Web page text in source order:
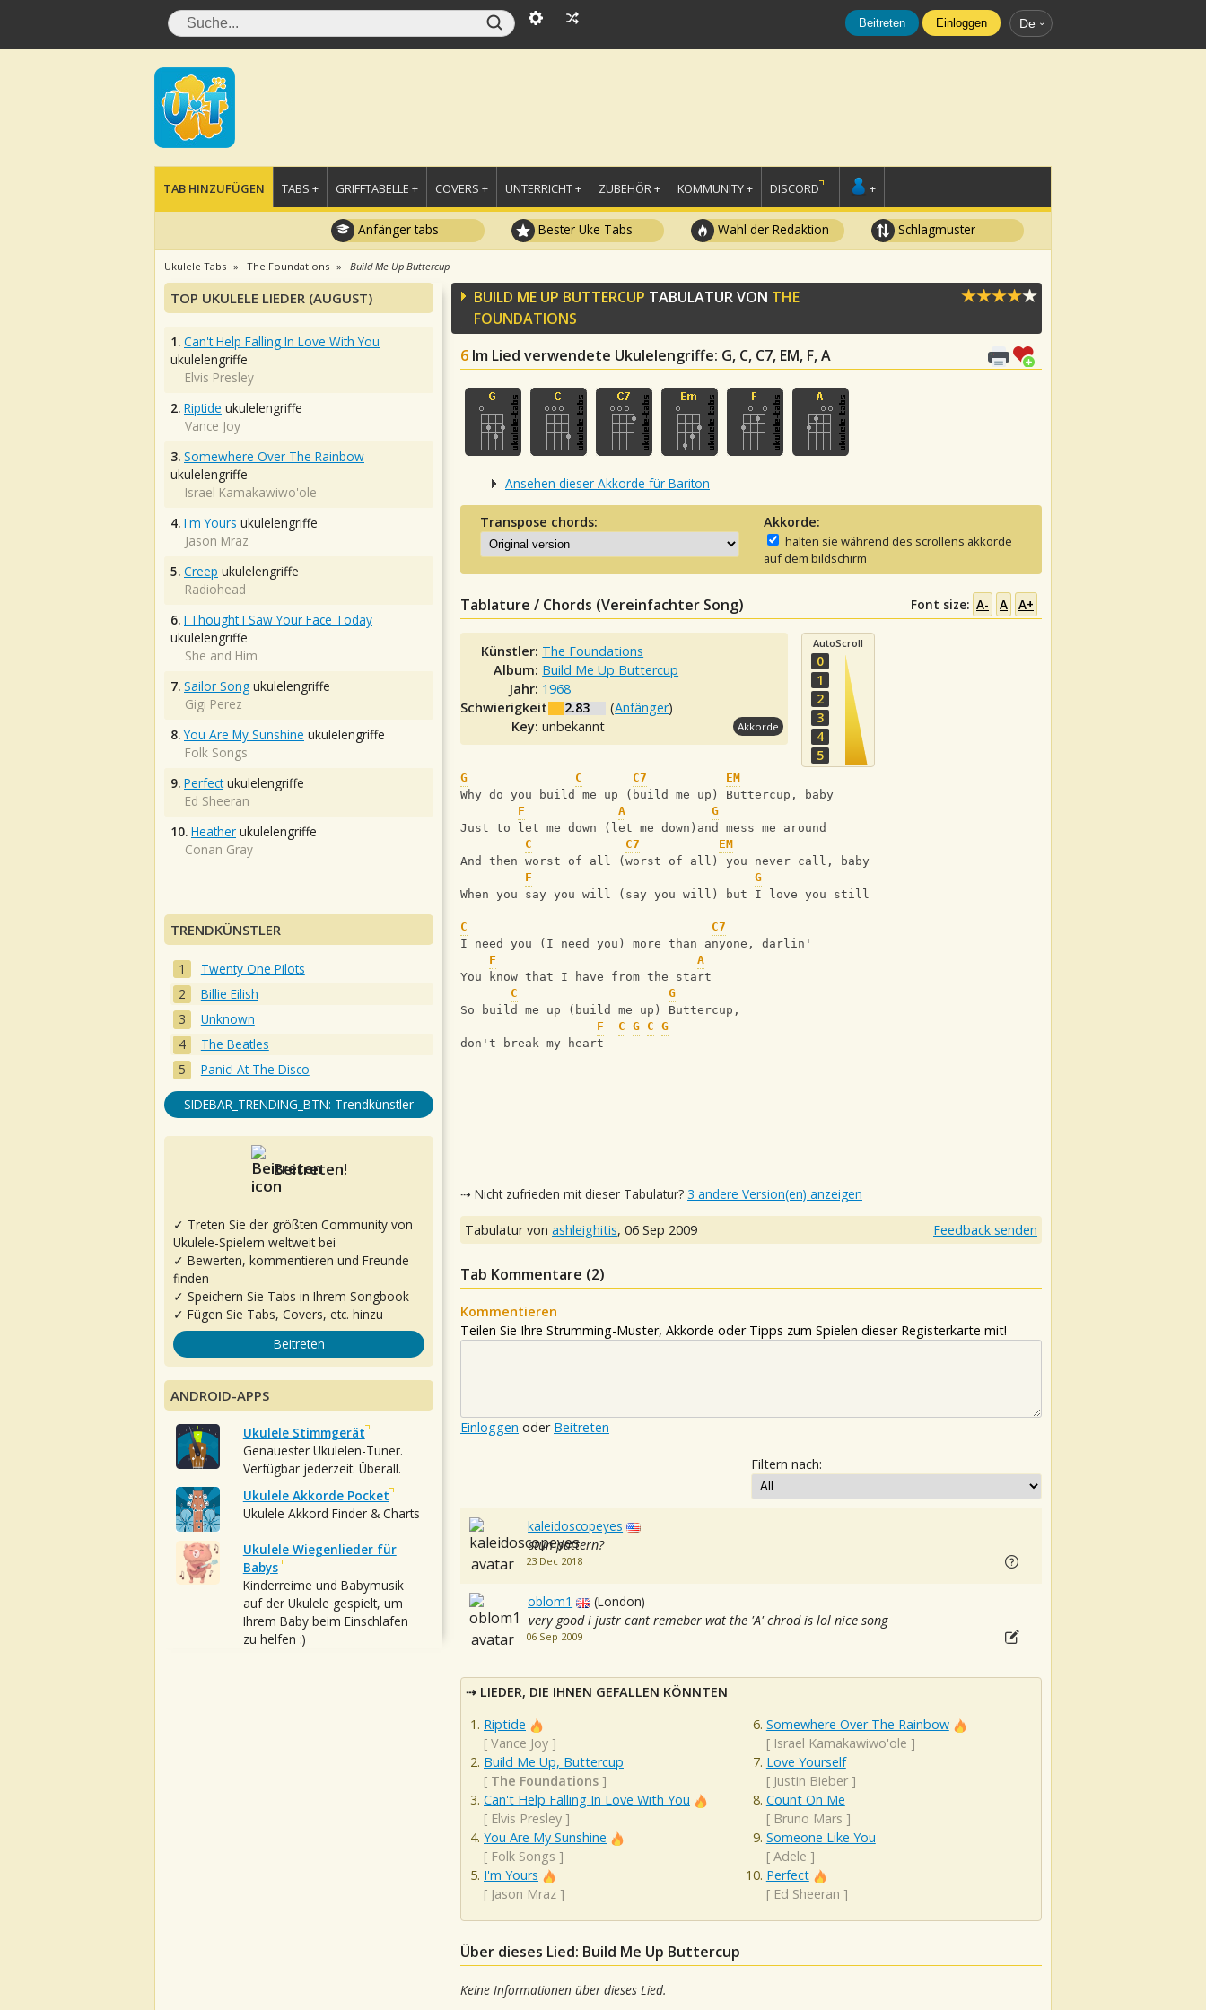
Beitreten Einloggen De
TAB HINZUFÜGEN TABS + GRIFFTABELLE + COVERS + UNTERRICHT + ZUBEHÖR + KOMMUNITY + DISCORD +
Anfänger tabs Bester Uke Tabs Wahl der Redaktion Schlagmuster
Ukulele Tabs The Foundations Build Me Up Buttercup
BUILD ME UP BUTTERCUP TABULATUR VON THE
FOUNDATIONS
6 Im Lied verwendete Ukulelengriffe: G, C, C7, EM, F, A
Ansehen dieser Akkorde für Bariton
Transpose chords: Akkorde:
halten sie während des scrollens akkorde
auf dem bildschirm
Tablature / Chords (Vereinfachter Song) Font size: A- A A+
Künstler: The Foundations
Album: Build Me Up Buttercup
Jahr: 1968
Schwierigkeit:
2.83 (Anfänger)
Key:unbekannt Akkorde
AutoScroll
0
1
2
3
4
5
G C C7
EM
Why do you build me up (build me up) Buttercup, baby
F
A
G
Just to let me down (let me down)and mess me around
C
C7
EM
And then worst of all (worst of all) you never call, baby
F
G
When you say you will (say you will) but I love you still
C
C7
I need you (I need you) more than anyone, darlin'
F
A
You know that I have from the start
C
G
So build me up (build me up) Buttercup,
F
C G C G
don't break my heart
⇢ Nicht zufrieden mit dieser Tabulatur? 3 andere Version(en) anzeigen
Tabulatur von ashleighitis, 06 Sep 2009 Feedback senden
Tab Kommentare (2)
Kommentieren
Teilen Sie Ihre Strumming-Muster, Akkorde oder Tipps zum Spielen dieser Registerkarte mit!
Einloggen oder Beitreten
Filtern nach:
kaleidoscopeyes
stun pattern?
23 Dec 2018
oblom1
(London)
very good i justr cant remeber wat the 'A' chrod is lol nice song
06 Sep 2009
LIEDER, DIE IHNEN GEFALLEN KÖNNTEN
Riptide
[ Vance Joy ]
Build Me Up, Buttercup
[ The Foundations ]
Can't Help Falling In Love With You
[ Elvis Presley ]
You Are My Sunshine
[ Folk Songs ]
I'm Yours
[ Jason Mraz ]
Somewhere Over The Rainbow
[ Israel Kamakawiwo'ole ]
Love Yourself
[ Justin Bieber]
Count On Me
[ Bruno Mars ]
Someone Like You
[ Adele ]
Perfect
[ Ed Sheeran ]
Über dieses Lied: Build Me Up Buttercup
Keine Informationen über dieses Lied.
TOP UKULELE LIEDER (AUGUST)
1. Can't Help Falling In Love With You
ukulelengriffe
Elvis Presley
2. Riptide ukulelengriffe
Vance Joy
3. Somewhere Over The Rainbow
ukulelengriffe
Israel Kamakawiwo'ole
4. I'm Yours ukulelengriffe
Jason Mraz
5. Creep ukulelengriffe
Radiohead
6. I Thought I Saw Your Face Today
ukulelengriffe
She and Him
7. Sailor Song ukulelengriffe
Gigi Perez
8. You Are My Sunshine ukulelengriffe
Folk Songs
9. Perfectukulelengriffe
Ed Sheeran
10. Heather ukulelengriffe
Conan Gray
TRENDKÜNSTLER
Twenty One Pilots
Billie Eilish
Unknown
The Beatles
Panic! At The Disco
SIDEBAR_TRENDING_BTN: Trendkünstler
Beitreten!
✓ Treten Sie der größten Community von
Ukulele-Spielern weltweit bei
✓ Bewerten, kommentieren und Freunde
finden
✓ Speichern Sie Tabs in Ihrem Songbook
✓ Fügen Sie Tabs, Covers, etc. hinzu
Beitreten
ANDROID-APPS
Ukulele Stimmgerät
Genauester Ukulelen-Tuner.
Verfügbar jederzeit. Überall.
Ukulele Akkorde Pocket
Ukulele Akkord Finder & Charts
Ukulele Wiegenlieder für
Babys
Kinderreime und Babymusik
auf der Ukulele gespielt, um
Ihrem Baby beim Einschlafen
zu helfen :)